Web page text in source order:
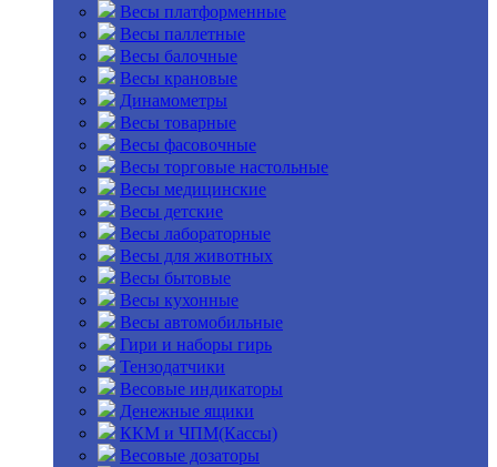
Весы платформенные
Весы паллетные
Весы балочные
Весы крановые
Динамометры
Весы товарные
Весы фасовочные
Весы торговые настольные
Весы медицинские
Весы детские
Весы лабораторные
Весы для животных
Весы бытовые
Весы кухонные
Весы автомобильные
Гири и наборы гирь
Тензодатчики
Весовые индикаторы
Денежные ящики
ККМ и ЧПМ(Кассы)
Весовые дозаторы